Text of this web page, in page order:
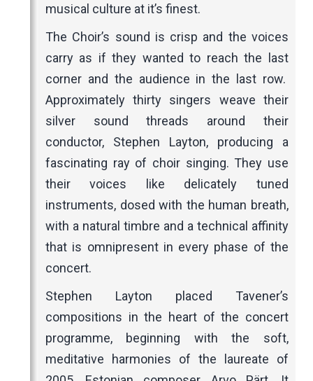
musical culture at it’s finest.
The Choir’s sound is crisp and the voices
carry as if they wanted to reach the last
corner and the audience in the last row.
Approximately thirty singers weave their
silver sound threads around their
conductor, Stephen Layton, producing a
fascinating ray of choir singing. They use
their voices like delicately tuned
instruments, dosed with the human breath,
with a natural timbre and a technical affinity
that is omnipresent in every phase of the
concert.
Stephen Layton placed Tavener’s
compositions in the heart of the concert
programme, beginning with the soft,
meditative harmonies of the laureate of